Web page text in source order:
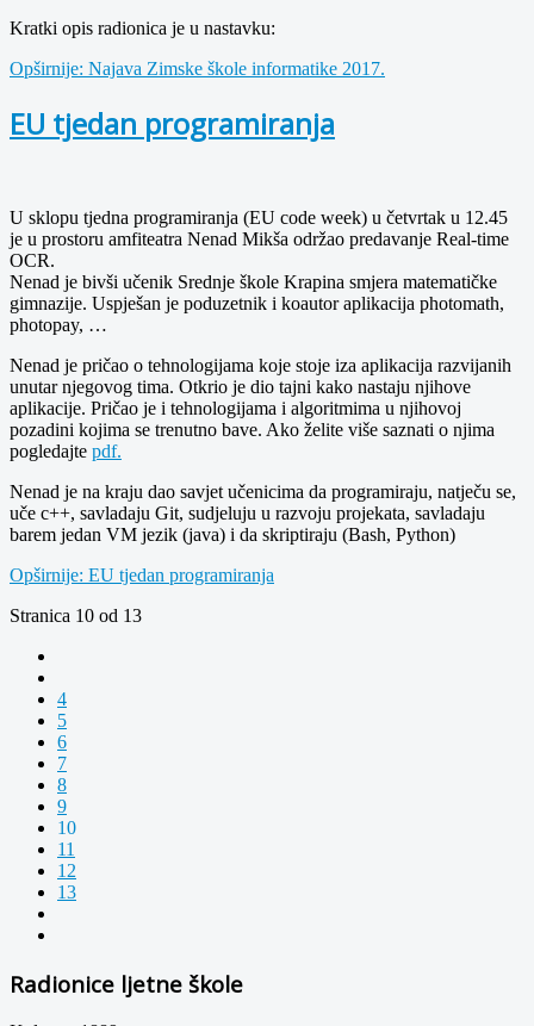
Kratki opis radionica je u nastavku:
Opširnije: Najava Zimske škole informatike 2017.
EU tjedan programiranja
U sklopu tjedna programiranja (EU code week) u četvrtak u 12.45
je u prostoru amfiteatra Nenad Mikša održao predavanje Real-time
OCR.
Nenad je bivši učenik Srednje škole Krapina smjera matematičke
gimnazije. Uspješan je poduzetnik i koautor aplikacija photomath,
photopay, …
Nenad je pričao o tehnologijama koje stoje iza aplikacija razvijanih
unutar njegovog tima. Otkrio je dio tajni kako nastaju njihove
aplikacije. Pričao je i tehnologijama i algoritmima u njihovoj
pozadini kojima se trenutno bave. Ako želite više saznati o njima
pogledajte pdf.
Nenad je na kraju dao savjet učenicima da programiraju, natječu se,
uče c++, savladaju Git, sudjeluju u razvoju projekata, savladaju
barem jedan VM jezik (java) i da skriptiraju (Bash, Python)
Opširnije: EU tjedan programiranja
Stranica 10 od 13
4
5
6
7
8
9
10
11
12
13
Radionice ljetne škole